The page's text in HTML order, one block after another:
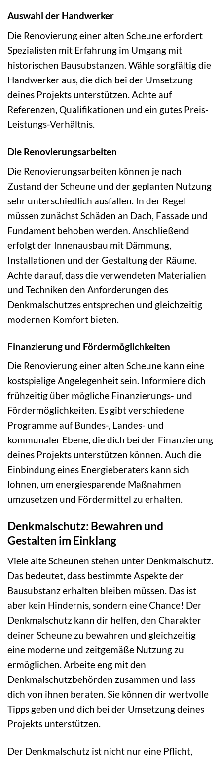
Auswahl der Handwerker
Die Renovierung einer alten Scheune erfordert
Spezialisten mit Erfahrung im Umgang mit
historischen Bausubstanzen. Wähle sorgfältig die
Handwerker aus, die dich bei der Umsetzung
deines Projekts unterstützen. Achte auf
Referenzen, Qualifikationen und ein gutes Preis-
Leistungs-Verhältnis.
Die Renovierungsarbeiten
Die Renovierungsarbeiten können je nach
Zustand der Scheune und der geplanten Nutzung
sehr unterschiedlich ausfallen. In der Regel
müssen zunächst Schäden an Dach, Fassade und
Fundament behoben werden. Anschließend
erfolgt der Innenausbau mit Dämmung,
Installationen und der Gestaltung der Räume.
Achte darauf, dass die verwendeten Materialien
und Techniken den Anforderungen des
Denkmalschutzes entsprechen und gleichzeitig
modernen Komfort bieten.
Finanzierung und Fördermöglichkeiten
Die Renovierung einer alten Scheune kann eine
kostspielige Angelegenheit sein. Informiere dich
frühzeitig über mögliche Finanzierungs- und
Fördermöglichkeiten. Es gibt verschiedene
Programme auf Bundes-, Landes- und
kommunaler Ebene, die dich bei der Finanzierung
deines Projekts unterstützen können. Auch die
Einbindung eines Energieberaters kann sich
lohnen, um energiesparende Maßnahmen
umzusetzen und Fördermittel zu erhalten.
Denkmalschutz: Bewahren und
Gestalten im Einklang
Viele alte Scheunen stehen unter Denkmalschutz.
Das bedeutet, dass bestimmte Aspekte der
Bausubstanz erhalten bleiben müssen. Das ist
aber kein Hindernis, sondern eine Chance! Der
Denkmalschutz kann dir helfen, den Charakter
deiner Scheune zu bewahren und gleichzeitig
eine moderne und zeitgemäße Nutzung zu
ermöglichen. Arbeite eng mit den
Denkmalschutzbehörden zusammen und lass
dich von ihnen beraten. Sie können dir wertvolle
Tipps geben und dich bei der Umsetzung deines
Projekts unterstützen.
Der Denkmalschutz ist nicht nur eine Pflicht,